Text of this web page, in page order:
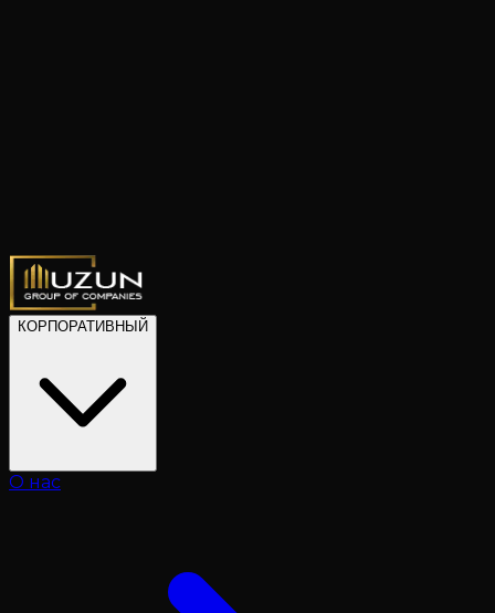
КОРПОРАТИВНЫЙ
О нас